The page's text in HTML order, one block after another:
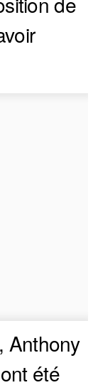
Anthony
été